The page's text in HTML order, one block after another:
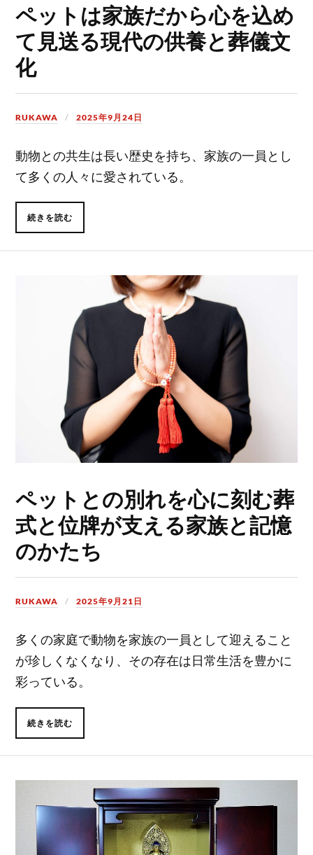
ペットは家族だから心を込め
て見送る現代の供養と葬儀文
化
RUKAWA 2025年9月24日
動物との共生は長い歴史を持ち、家族の一員とし
て多くの人々に愛されている。
続きを読む
ペットとの別れを心に刻む葬
式と位牌が支える家族と記憶
のかたち
RUKAWA 2025年9月21日
多くの家庭で動物を家族の一員として迎えること
が珍しくなくなり、その存在は日常生活を豊かに
彩っている。
続きを読む